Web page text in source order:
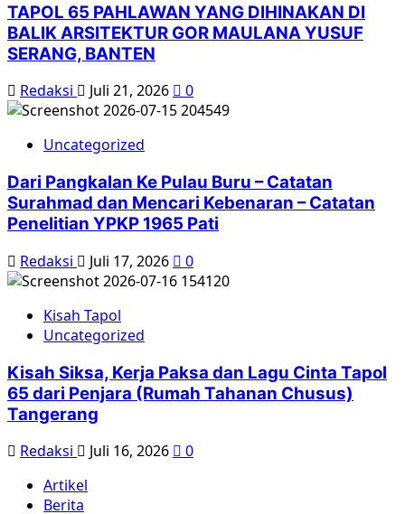
TAPOL 65 PAHLAWAN YANG DIHINAKAN DI
BALIK ARSITEKTUR GOR MAULANA YUSUF
SERANG, BANTEN
Redaksi Juli 21, 2026 0
Uncategorized
Dari Pangkalan Ke Pulau Buru – Catatan
Surahmad dan Mencari Kebenaran – Catatan
Penelitian YPKP 1965 Pati
Redaksi Juli 17, 2026 0
Kisah Tapol
Uncategorized
Kisah Siksa, Kerja Paksa dan Lagu Cinta Tapol
65 dari Penjara (Rumah Tahanan Chusus)
Tangerang
Redaksi Juli 16, 2026
0
Artikel
Berita